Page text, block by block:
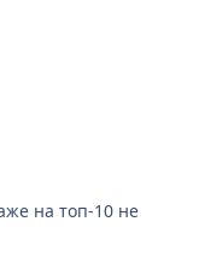
на топ-10 не